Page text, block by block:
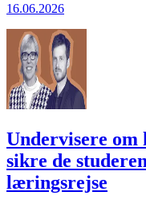
16.06.2026
Undervisere
sikre de
læringsrejse